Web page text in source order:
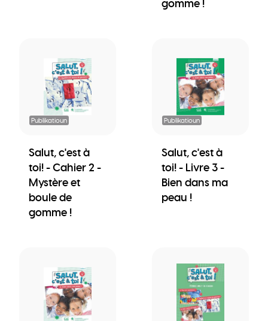
gomme !
Publikatioun
Salut, c'est à
toi! - Cahier 2 -
Mystère et
boule de
gomme !
Publikatioun
Salut, c'est à
toi! - Livre 3 -
Bien dans ma
peau !